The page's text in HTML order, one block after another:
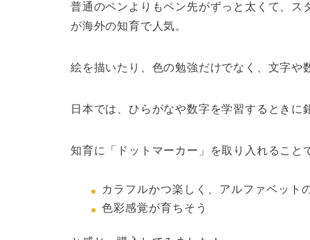
普通のペンよりもペン先がずっと太くて、ス
が海外の知育で人気。
絵を描いたり、色の勉強だけでなく、文字や
日本では、ひらがなや数字を学習するとき
知育に「ドットマーカー」を取り入れること
カラフルかつ楽しく、アルファベット
色彩感覚が育ちそう